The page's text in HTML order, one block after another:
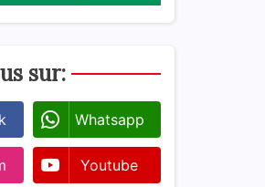
sur:
Whatsapp
Youtube